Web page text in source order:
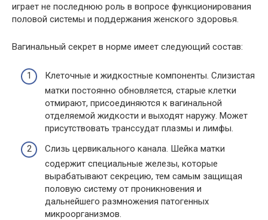
играет не последнюю роль в вопросе функционирования
половой системы и поддержания женского здоровья.
Вагинальный секрет в норме имеет следующий состав:
Клеточные и жидкостные компоненты. Слизистая
матки постоянно обновляется, старые клетки
отмирают, присоединяются к вагинальной
отделяемой жидкости и выходят наружу. Может
присутствовать транссудат плазмы и лимфы.
Слизь цервикального канала. Шейка матки
содержит специальные железы, которые
вырабатывают секрецию, тем самым защищая
половую систему от проникновения и
дальнейшего размножения патогенных
микроорганизмов.